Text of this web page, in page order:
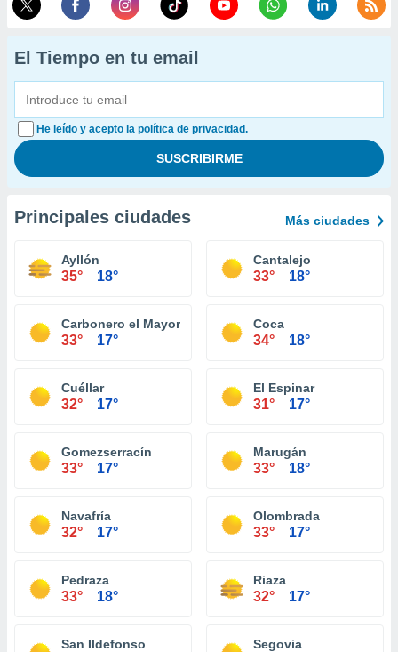
El Tiempo en tu email
He leído y acepto la política de privacidad.
Principales ciudades Más ciudades
Ayllón
35° 18°
Cantalejo
33° 18°
Carbonero el Mayor
33° 17°
Coca
34° 18°
Cuéllar
32° 17°
El Espinar
31° 17°
Gomezserracín
33° 17°
Marugán
33° 18°
Navafría
32° 17°
Olombrada
33° 17°
Pedraza
33° 18°
Riaza
32° 17°
San Ildefonso Segovia